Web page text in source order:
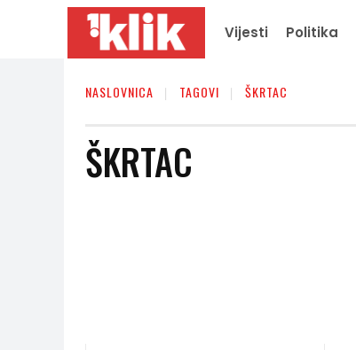
Vijesti Politika
NASLOVNICA TAGOVI ŠKRTAC
ŠKRTAC